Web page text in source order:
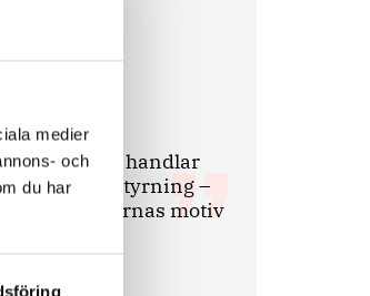
medier
och
du har
2026
Det handlar
kunskapsstyrning –
om forskarnas motiv